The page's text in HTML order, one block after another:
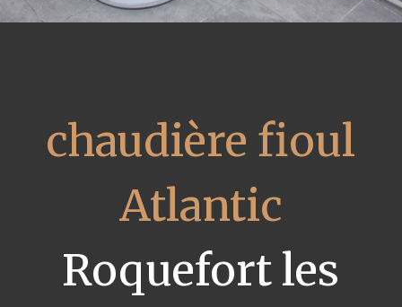
chaudière fioul
Atlantic
Roquefort les